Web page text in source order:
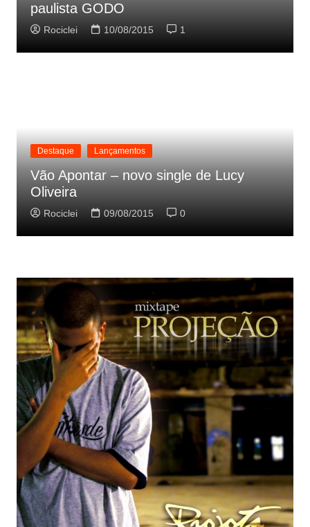
paulista GODO
Rociclei 10/08/2015 1
Destaque Lançamentos
Vão Apontar – novo single de Lucy
Oliveira
Rociclei 09/08/2015 0